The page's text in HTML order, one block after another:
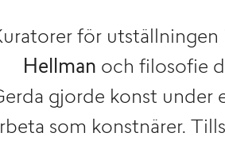
för utställningen
Hellman och filosofie
gjorde konst under
som konstnärer.